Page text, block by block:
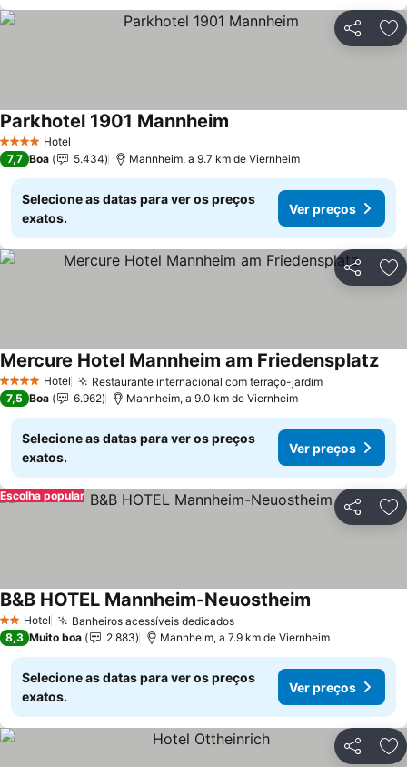
Partilhar
4 EstrelasHotel
Parkhotel 1901 Mannheim
7,7 Boa 5.434 Mannheim, a 9.7 km de Viernheim
Selecione as datas para ver os preços
exatos.
Ver preços
Partilhar
4 EstrelasHotel Restaurante internacional com terraço-jardimVer preços
Mercure Hotel Mannheim am FriedensplatzVer
7,5 Boa 6.962 Mannheim, a 9.0 km de Viernheim
Selecione as datas para ver os preços
exatos.
Ver preços
Partilhar
Escolha popular
2 Estrelas
Hotel Banheiros acessíveis dedicadosVer preços
B&B HOTEL Mannheim-Neuostheim
8,3 Muito boa 2.883 Mannheim, a 7.9 km de Viernheim
Selecione as datas para ver os preços
exatos.
Ver preços
Partilhar